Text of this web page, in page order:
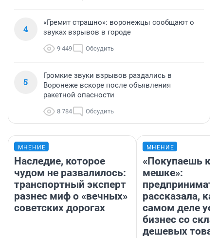
4
«Гремит страшно»: воронежцы сообщают о
звуках взрывов в городе
9 449 Обсудить
5
Громкие звуки взрывов раздались в
Воронеже вскоре после объявления
ракетной опасности
8 784 Обсудить
МНЕНИЕ
Наследие, которое
чудом не развалилось:
транспортный эксперт
разнес миф о «вечных»
советских дорогах
МНЕНИЕ
«Покупаешь
мешке»:
рассказала,
самом деле
бизнес со
дешевых